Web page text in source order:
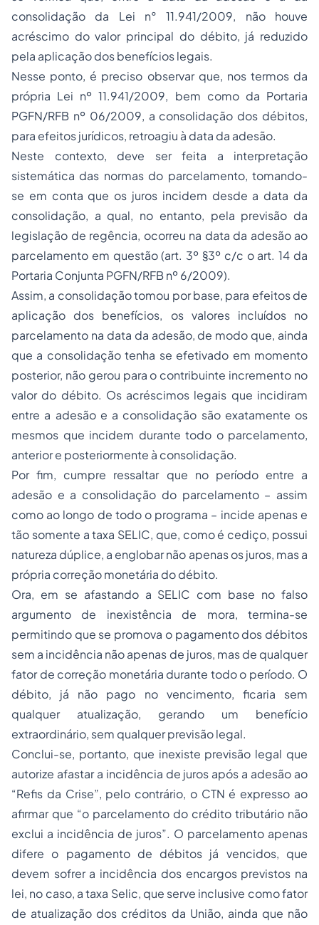
consolidação da Lei n° 11.941/2009, não houve
acréscimo do valor principal do débito, já reduzido
pela aplicação dos benefícios legais.
Nesse ponto, é preciso observar que, nos termos da
própria Lei nº 11.941/2009, bem como da Portaria
PGFN/RFB nº 06/2009, a consolidação dos débitos,
para efeitos jurídicos, retroagiu à data da adesão.
Neste contexto, deve ser feita a interpretação
sistemática das normas do parcelamento, tomando-
se em conta que os juros incidem desde a data da
consolidação, a qual, no entanto, pela previsão da
legislação de regência, ocorreu na data da adesão ao
parcelamento em questão (art. 3º §3º c/c o art. 14 da
Portaria Conjunta PGFN/RFB nº 6/2009).
Assim, a consolidação tomou por base, para efeitos de
aplicação dos benefícios, os valores incluídos no
parcelamento na data da adesão, de modo que, ainda
que a consolidação tenha se efetivado em momento
posterior, não gerou para o contribuinte incremento no
valor do débito. Os acréscimos legais que incidiram
entre a adesão e a consolidação são exatamente os
mesmos que incidem durante todo o parcelamento,
anterior e posteriormente à consolidação.
Por fim, cumpre ressaltar que no período entre a
adesão e a consolidação do parcelamento – assim
como ao longo de todo o programa – incide apenas e
tão somente a taxa SELIC, que, como é cediço, possui
natureza dúplice, a englobar não apenas os juros, mas a
própria correção monetária do débito.
Ora, em se afastando a SELIC com base no falso
argumento de inexistência de mora, termina-se
permitindo que se promova o pagamento dos débitos
sem a incidência não apenas de juros, mas de qualquer
fator de correção monetária durante todo o período. O
débito, já não pago no vencimento, ficaria sem
qualquer atualização, gerando um benefício
extraordinário, sem qualquer previsão legal.
Conclui-se, portanto, que inexiste previsão legal que
autorize afastar a incidência de juros após a adesão ao
“Refis da Crise”, pelo contrário, o CTN é expresso ao
afirmar que “o parcelamento do crédito tributário não
exclui a incidência de juros”. O parcelamento apenas
difere o pagamento de débitos já vencidos, que
devem sofrer a incidência dos encargos previstos na
lei, no caso, a taxa Selic, que serve inclusive como fator
de atualização dos créditos da União, ainda que não